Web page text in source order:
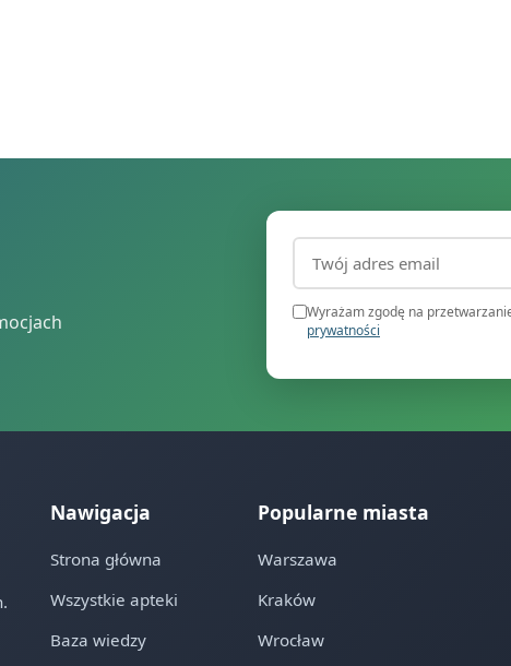
Adres email (wymagany)
Wyrażam zgodę na
prywatności
Nawigacja
Strona główna
Wszystkie apteki
Baza wiedzy
Popularne miasta
Warszawa
Kraków
Wrocław